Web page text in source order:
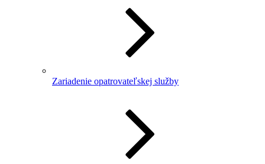
Zariadenie opatrovateľskej služby